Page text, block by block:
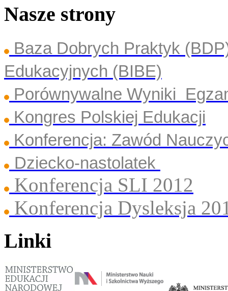
Nasze strony
Baza Dobrych Praktyk
Edukacyjnych (BIBE)
Porównywalne Wyniki
Kongres Polskiej Edukacji
Konferencja: Zawód
Dziecko-nastolatek
Konferencja SLI 2012
Konferencja Dysleksja
Linki